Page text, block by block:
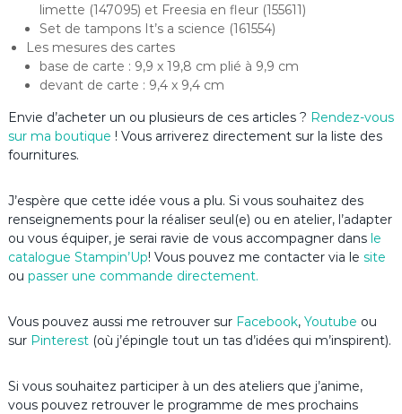
limette (147095) et Freesia en fleur (155611)
Set de tampons It’s a science (161554)
Les mesures des cartes
base de carte : 9,9 x 19,8 cm plié à 9,9 cm
devant de carte : 9,4 x 9,4 cm
Envie d’acheter un ou plusieurs de ces articles ? Rendez-vous
sur ma boutique ! Vous arriverez directement sur la liste des
fournitures.
J’espère que cette idée vous a plu. Si vous souhaitez des
renseignements pour la réaliser seul(e) ou en atelier, l’adapter
ou vous équiper, je serai ravie de vous accompagner dans le
catalogue Stampin’Up! Vous pouvez me contacter via le site
ou passer une commande directement.
Vous pouvez aussi me retrouver sur Facebook, Youtube ou
sur Pinterest (où j’épingle tout un tas d’idées qui m’inspirent).
Si vous souhaitez participer à un des ateliers que j’anime,
vous pouvez retrouver le programme de mes prochains